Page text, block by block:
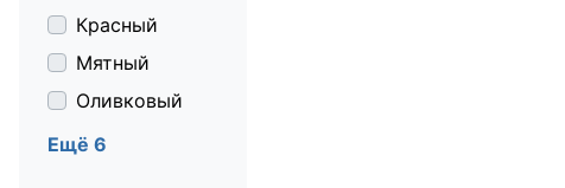
Красный
Мятный
Оливковый
Серебристый
Ещё 6